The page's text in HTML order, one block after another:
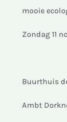
mooie
Zondag 11
Buurthuis
Ambt